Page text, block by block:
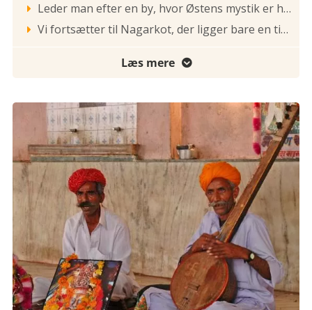
 Leder man efter en by, hvor Østens mystik er hverdag, må Kathmandu komme ind på en af de første pladser. Byen er ganske simpelthen et herligt angreb på alle sanser. De snævre gader og gyder, basarerne, klostre og templer, gadehandlere og pilgrimme udgør tilsammen hele Asiens fascinerende verden i en og samme by. Og jo, der er forurenet, støvet alt for megen trafik og den er tæt - men det er en forunderlig by.
 Vi fortsætter til Nagarkot, der ligger bare en times kørsel fra Kathmandu, hvor vi overnatter og dermed har mulighed for at opleve den storslået udsigt over Himalaya-bjergene ved solnedgang - hvis vejret arter sig optimalt. Morgenmad er inkluderet.
Læs mere 